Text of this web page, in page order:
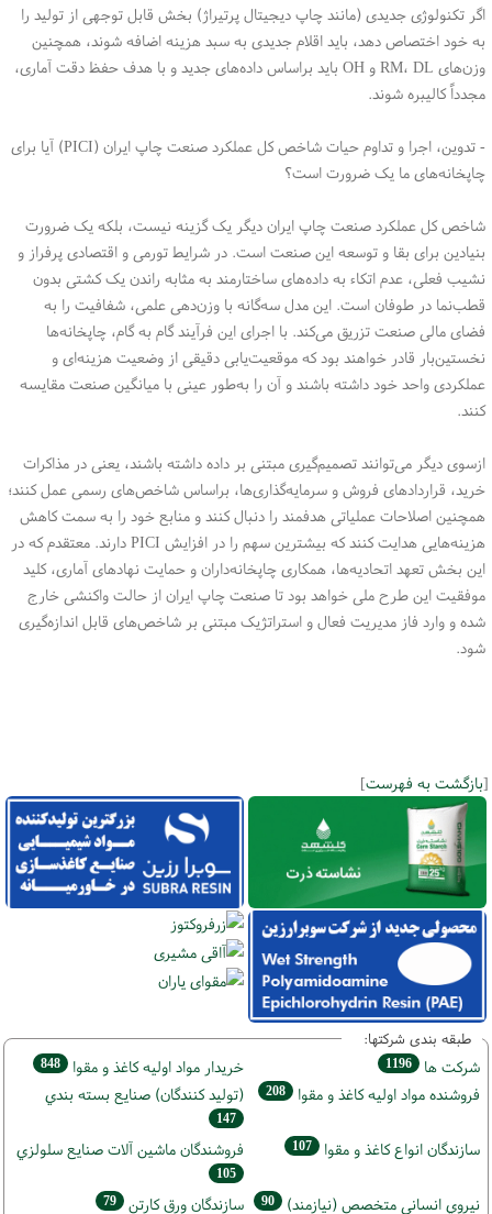
اگر تکنولوژی جدیدی (مانند چاپ دیجیتال پرتیراژ) بخش قابل توجهی از تولید را
به خود اختصاص دهد، باید اقلام جدیدی به سبد هزینه اضافه شوند، همچنین
وزن‌های RM، DL و OH باید براساس داده‌های جدید و با هدف حفظ دقت آماری،
مجدداً کالیبره شوند.
- تدوین، اجرا و تداوم حیات شاخص کل عملکرد صنعت چاپ ایران (PICI) آیا برای
چاپخانه‌های ما یک ضرورت است؟
شاخص کل عملکرد صنعت چاپ ایران دیگر یک گزینه نیست، بلکه یک ضرورت
بنیادین برای بقا و توسعه این صنعت است. در شرایط تورمی و اقتصادی پرفراز و
نشیب فعلی، عدم اتکاء به داده‌های ساختارمند به مثابه راندن یک کشتی بدون
قطب‌نما در طوفان است. این مدل سه‌گانه با وزن‌دهی علمی، شفافیت را به
فضای مالی صنعت تزریق می‌کند. با اجرای این فرآیند گام به گام، چاپخانه‌ها
نخستین‌بار قادر خواهند بود که موقعیت‌یابی دقیقی از وضعیت هزینه‌ای و
عملکردی واحد خود داشته باشند و آن را به‌طور عینی با میانگین صنعت مقایسه
کنند.
ازسوی دیگر می‌توانند تصمیم‌گیری مبتنی بر داده داشته باشند، یعنی در مذاکرات
خرید، قراردادهای فروش و سرمایه‌گذاری‌ها، براساس شاخص‌های رسمی عمل کنند؛
همچنین اصلاحات عملیاتی هدفمند را دنبال کنند و منابع خود را به سمت کاهش
هزینه‌هایی هدایت کنند که بیشترین سهم را در افزایش PICI دارند. معتقدم که در
این بخش تعهد اتحادیه‌ها، همکاری چاپخانه‌داران و حمایت نهادهای آماری، کلید
موفقیت این طرح ملی خواهد بود تا صنعت چاپ ایران از حالت واکنشی خارج
شده و وارد فاز مدیریت فعال و استراتژیک مبتنی بر شاخص‌های قابل اندازه‌گیری
شود.
[بازگشت به فهرست]
طبقه بندی شرکتها:
شركت ها 1196 خريدار مواد اوليه كاغذ و مقوا 848
فروشنده مواد اوليه كاغذ و مقوا 208 (تولید كنندگان) صنايع بسته بندي
147
سازندگان انواع کاغذ و مقوا 107 فروشندگان ماشين آلات صنايع سلولزي
105
نيروي انساني متخصص (نیازمند) 90 سازندگان ورق كارتن 79